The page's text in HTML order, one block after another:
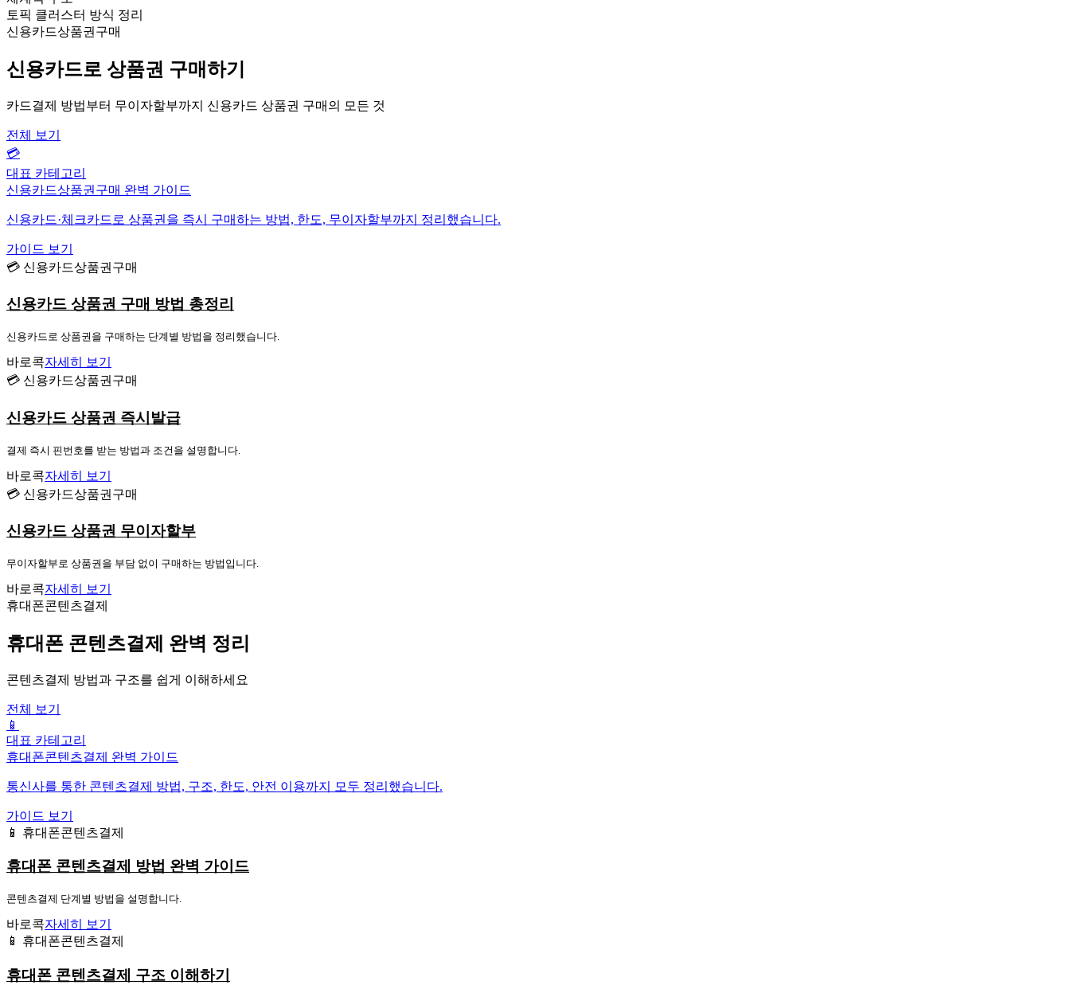
토픽 클러스터 방식 정리
신용카드상품권구매
신용카드로 상품권 구매하기
카드결제 방법부터 무이자할부까지 신용카드 상품권 구매의 모든 것
전체 보기
💳
대표 카테고리
신용카드상품권구매 완벽 가이드
신용카드·체크카드로 상품권을 즉시 구매하는 방법, 한도, 무이자할부까지 정리했습니다.
가이드 보기
💳 신용카드상품권구매
신용카드 상품권 구매 방법 총정리
신용카드로 상품권을 구매하는 단계별 방법을 정리했습니다.
바로콕자세히 보기
💳 신용카드상품권구매
신용카드 상품권 즉시발급
결제 즉시 핀번호를 받는 방법과 조건을 설명합니다.
바로콕자세히 보기
💳 신용카드상품권구매
신용카드 상품권 무이자할부
무이자할부로 상품권을 부담 없이 구매하는 방법입니다.
바로콕자세히 보기
휴대폰콘텐츠결제
휴대폰 콘텐츠결제 완벽 정리
콘텐츠결제 방법과 구조를 쉽게 이해하세요
전체 보기
📱
대표 카테고리
휴대폰콘텐츠결제 완벽 가이드
통신사를 통한 콘텐츠결제 방법, 구조, 한도, 안전 이용까지 모두 정리했습니다.
가이드 보기
📱 휴대폰콘텐츠결제
휴대폰 콘텐츠결제 방법 완벽 가이드
콘텐츠결제 단계별 방법을 설명합니다.
바로콕자세히 보기
📱 휴대폰콘텐츠결제
휴대폰 콘텐츠결제 구조 이해하기